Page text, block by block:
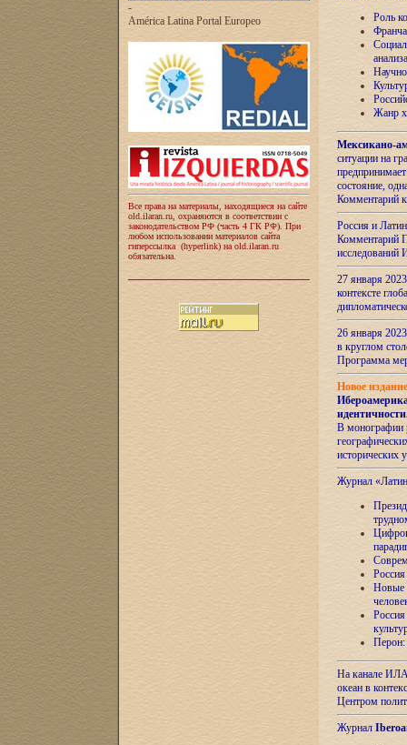
-
América Latina Portal Europeo
Все права на материалы, находящиеся на сайте
old.ilaran.ru, охраняются в соответствии с
законодательством РФ (часть 4 ГК РФ). При
любом использовании материалов сайта
гиперссылка (hyperlink) на old.ilaran.ru
обязательна.
Роль
анализа
Жанр
Мексикано-
ситуации на
состояние,
Комментарий
Россия и
Комментарий
27 января
контексте
26 января
в круглом
Программа
Новое
идентичности
В монографии
исторических
Журнал
Новые
Перон:
На канале
океан в
Центром
Журнал